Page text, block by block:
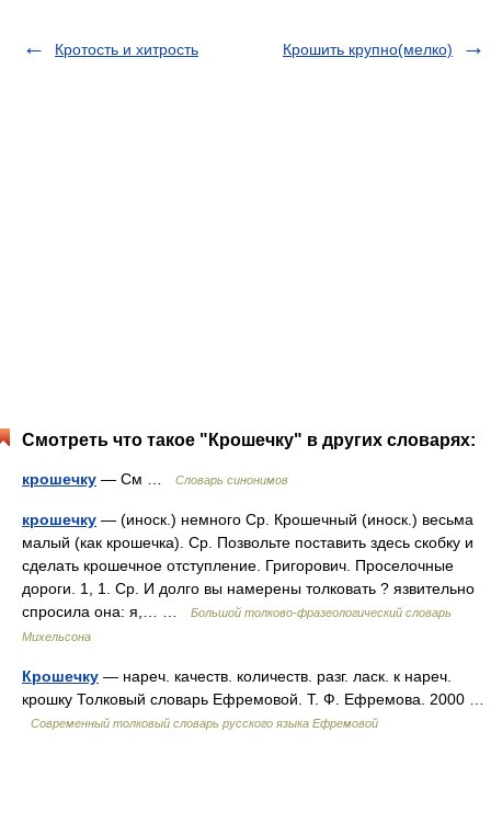
Кротость и хитрость Крошить крупно(мелко)
Смотреть что такое "Крошечку" в других словарях:
крошечку — См … Словарь синонимов
крошечку — (иноск.) немного Ср. Крошечный (иноск.) весьма
малый (как крошечка). Ср. Позвольте поставить здесь скобку и
сделать крошечное отступление. Григорович. Проселочные
дороги. 1, 1. Ср. И долго вы намерены толковать ? язвительно
спросила она: я,… …
Большой толково-фразеологический словарь
Михельсона
Крошечку — нареч. качеств. количеств. разг. ласк. к нареч.
крошку Толковый словарь Ефремовой. Т. Ф. Ефремова. 2000 …
Современный толковый словарь русского языка Ефремовой